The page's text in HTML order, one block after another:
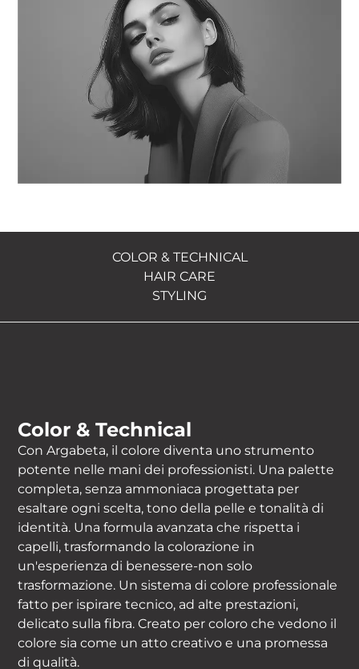
COLOR & TECHNICAL
HAIR CARE
STYLING
Color & Technical
Con Argabeta, il colore diventa uno strumento
potente nelle mani dei professionisti. Una palette
completa, senza ammoniaca progettata per
esaltare ogni scelta, tono della pelle e tonalità di
identità. Una formula avanzata che rispetta i
capelli, trasformando la colorazione in
un'esperienza di benessere-non solo
trasformazione. Un sistema di colore professionale
fatto per ispirare tecnico, ad alte prestazioni,
delicato sulla fibra. Creato per coloro che vedono il
colore sia come un atto creativo e una promessa
di qualità.